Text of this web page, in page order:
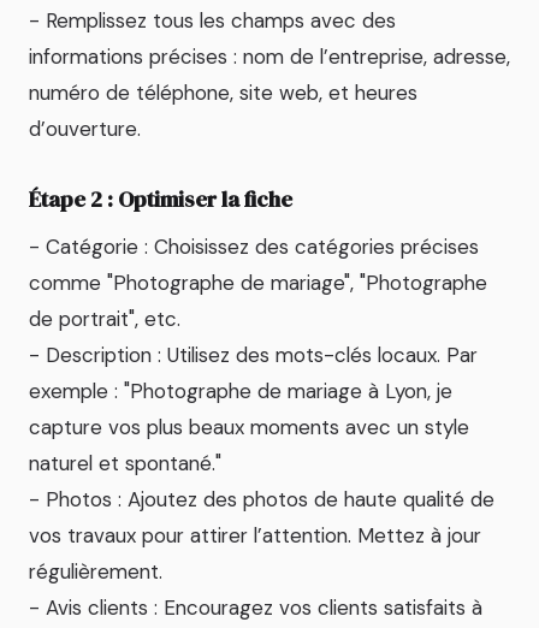
- Remplissez tous les champs avec des
informations précises : nom de l’entreprise, adresse,
numéro de téléphone, site web, et heures
d’ouverture.
Étape 2 : Optimiser la fiche
- Catégorie : Choisissez des catégories précises
comme "Photographe de mariage", "Photographe
de portrait", etc.
- Description : Utilisez des mots-clés locaux. Par
exemple : "Photographe de mariage à Lyon, je
capture vos plus beaux moments avec un style
naturel et spontané."
- Photos : Ajoutez des photos de haute qualité de
vos travaux pour attirer l’attention. Mettez à jour
régulièrement.
- Avis clients : Encouragez vos clients satisfaits à